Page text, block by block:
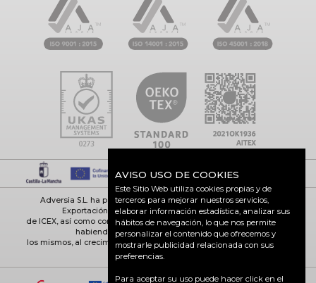
Adversia S.L. ha participado en el Programa de Iniciación a la
Exportación ICEX-Next, y ha contado con el apoyo
de ICEX, así como con la cofinanciación de Fondos europeos FEDER,
habiendo contribuido según la medida de
los mismos, al crecimiento económico de esta empresa, su región y
de España en su conjunto
AVISO USO DE COOKIES
Este Sitio Web utiliza cookies propias y de
terceros para mejorar nuestros servicios,
elaborar información estadística, analizar sus
hábitos de navegación, lo que nos permite
personalizar el contenido que ofrecemos y
mostrarle publicidad relacionada con sus
preferencias.
Para aceptar su uso puede hacer click en el